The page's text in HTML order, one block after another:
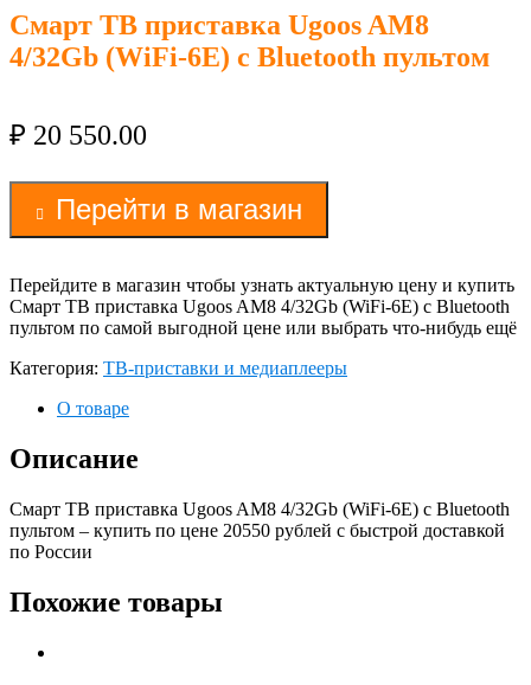
Смарт ТВ приставка Ugoos AM8
4/32Gb (WiFi-6E) c Bluetooth пультом
₽ 20 550.00
Перейти в магазин
Перейдите в магазин чтобы узнать актуальную цену и купить
Смарт ТВ приставка Ugoos AM8 4/32Gb (WiFi-6E) c Bluetooth
пультом по самой выгодной цене или выбрать что-нибудь ещё
Категория: ТВ-приставки и медиаплееры
О товаре
Описание
Смарт ТВ приставка Ugoos AM8 4/32Gb (WiFi-6E) c Bluetooth
пультом – купить по цене 20550 рублей с быстрой доставкой
по России
Похожие товары